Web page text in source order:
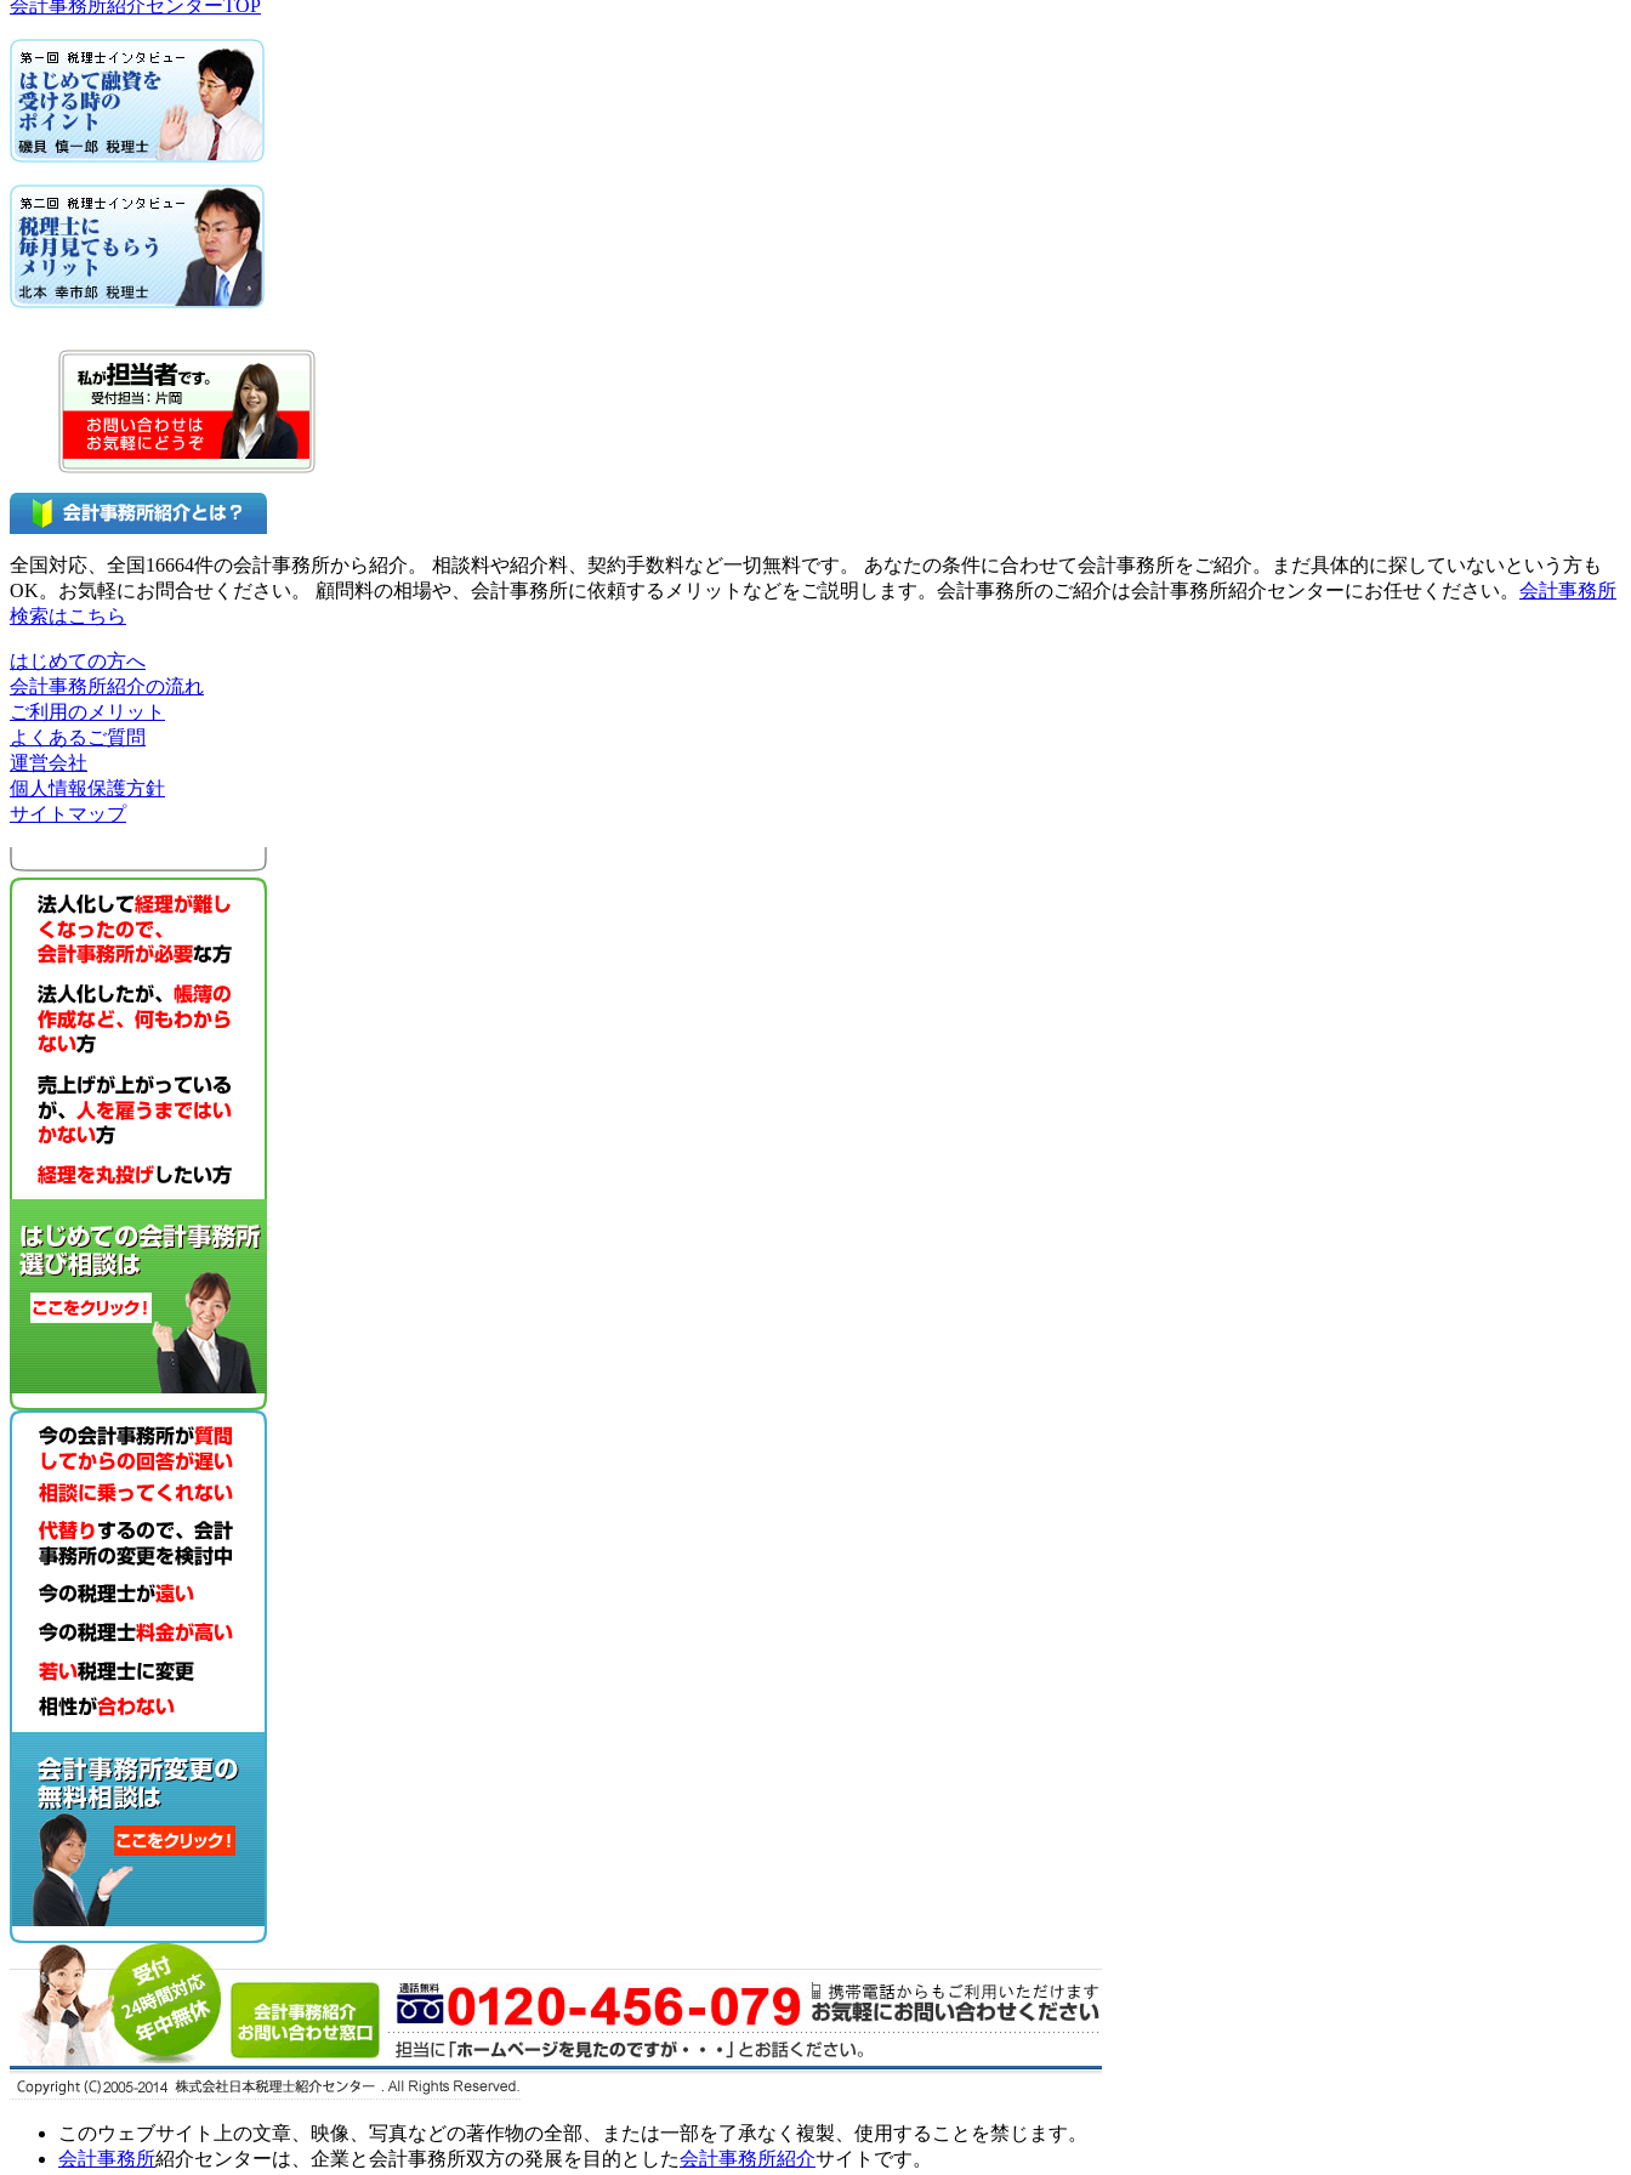
会計事務所紹介センターTOP
全国対応、全国16664件の会計事務所から紹介。 相談料や紹介料、契約手数料など一切無料です。 あなたの条件に合わせて会計事務所をご紹介。まだ具体的に探していないという方も
OK。お気軽にお問合せください。 顧問料の相場や、会計事務所に依頼するメリットなどをご説明します。会計事務所のご紹介は会計事務所紹介センターにお任せください。 会計事務所
検索はこちら
はじめての方へ
会計事務所紹介の流れ
ご利用のメリット
よくあるご質問
運営会社
個人情報保護方針
サイトマップ
このウェブサイト上の文章、映像、写真などの著作物の全部、または一部を了承なく複製、使用することを禁じます。
会計事務所紹介センターは、企業と会計事務所双方の発展を目的とした会計事務所紹介サイトです。